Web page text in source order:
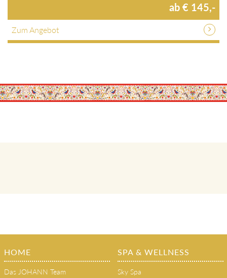
ab € 145,-
Zum Angebot
HOME
Das JOHANN Team
SPA & WELLNESS
Sky Spa